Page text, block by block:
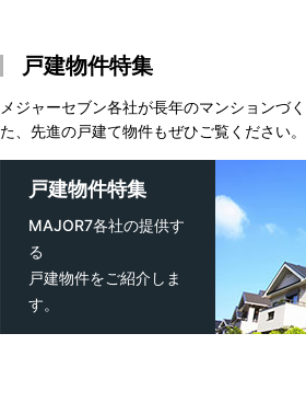
戸建物件特集
メジャーセブン各社が長年のマンションづ
た、先進の戸建て物件もぜひご覧ください。
戸建物件特集
MAJOR7各社の提供す
る
戸建物件をご紹介しま
す。